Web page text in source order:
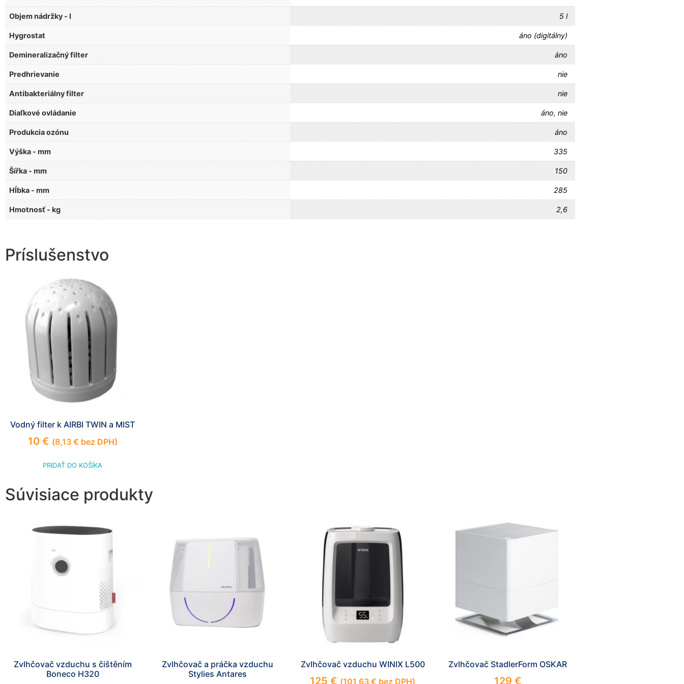
Objem nádržky - l 5 l
Hygrostat áno (digitálny)
Demineralizačný filter áno
Predhrievanie nie
Antibakteriálny filter nie
Diaľkové ovládanie áno, nie
Produkcia ozónu áno
Výška - mm 335
Šířka - mm 150
Hĺbka - mm 285
Hmotnosť - kg 2,6
Príslušenstvo
Vodný filter k AIRBI TWIN a MIST
10 € (8,13 € bez DPH)
PRIDAŤ DO KOŠÍKA
Súvisiace produkty
Zvlhčovač vzduchu s čištěním
Boneco H320
Zvlhčovač a práčka vzduchu
Stylies Antares
Zvlhčovač vzduchu WINIX L500
125 € (101,63 € bez DPH)
Zvlhčovač StadlerForm OSKAR
129 €